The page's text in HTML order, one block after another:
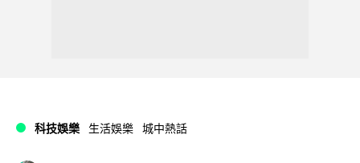
科技娛樂 生活娛樂 城中熱話